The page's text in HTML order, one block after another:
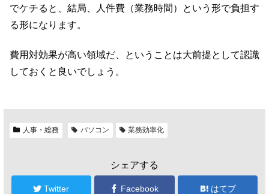
でケチると、結局、人件費（業務時間）という形で負担す
る形になります。
費用対効果が高い領域だ、ということは大前提として認識
しておくと良いでしょう。
人事・総務 パソコン 業務効率化
シェアする
Twitter Facebook はてブ